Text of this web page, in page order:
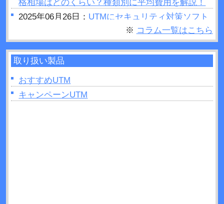
格相場はどのくらい？種類別に平均費用を解説！
2025年06月26日： UTMにセキュリティ対策ソフト
はいらない？結論：必要です
2025年06月25日：セキュリティホールとは？被害
事例や対策方法などについて解説！
2025年06月23日：UTMの設定手順は？変更方法や
費用・メンテナンスについて解説！
2025年06月11日：
※ コラム一覧はこちら
取り扱い製品
おすすめUTM
キャンペーンUTM